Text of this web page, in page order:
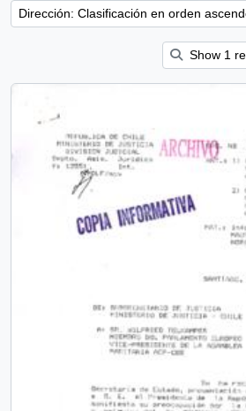
Dirección: Clasificación en orden
Show 1